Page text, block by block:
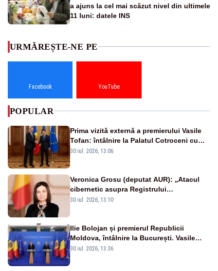
a ajuns la cel mai scăzut nivel din ultimele
11 luni: datele INS
URMĂREȘTE-NE PE
Facebook YouTube
POPULAR
Prima vizită externă a premierului Vasile
Tofan: întâlnire la Palatul Cotroceni cu
președintele Nicușor Dan
30 iul. 2026, 13:06
Veronica Grosu (deputat AUR): „Atacul
cibernetic asupra Registrului
Proprietăților transmite un semnal de
30 iul. 2026, 13:10
Ilie Bolojan și premierul Republicii
Moldova, întâlnire la București. Vasile
Tofan, primit cu onoruri militare
30 iul. 2026, 13:36